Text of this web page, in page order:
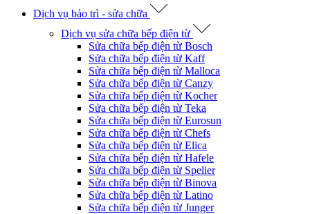
Dịch vụ bảo trì - sửa chữa
Dịch vụ sửa chữa bếp điện từ
Sửa chữa bếp điện từ Bosch
Sửa chữa bếp điện từ Kaff
Sửa chữa bếp điện từ Malloca
Sửa chữa bếp điện từ Canzy
Sửa chữa bếp điện từ Kocher
Sửa chữa bếp điện từ Teka
Sửa chữa bếp điện từ Eurosun
Sửa chữa bếp điện từ Chefs
Sửa chữa bếp điện từ Elica
Sửa chữa bếp điện từ Hafele
Sửa chữa bếp điện từ Spelier
Sửa chữa bếp điện từ Binova
Sửa chữa bếp điện từ Latino
Sửa chữa bếp điện từ Junger